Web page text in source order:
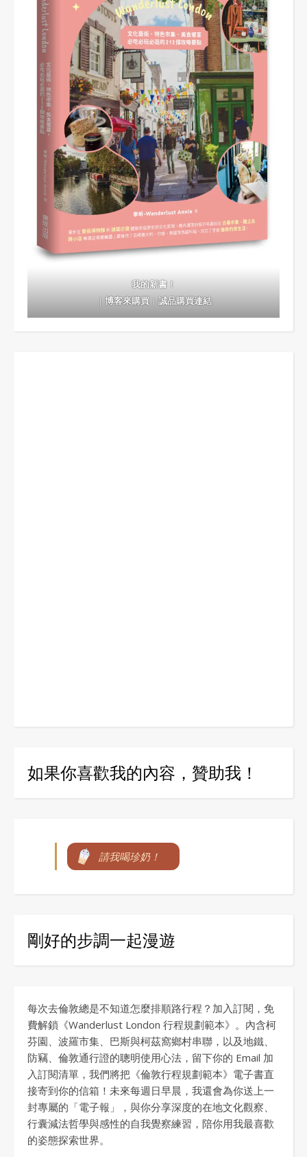
我的新書！
｜博客來購買｜誠品購買連結
如果你喜歡我的內容，贊助我！
請我喝珍奶！
剛好的步調一起漫遊
每次去倫敦總是不知道怎麼排順路行程？加入訂閱，免
費解鎖《Wanderlust London 行程規劃範本》。內含柯
芬園、波羅市集、巴斯與柯茲窩鄉村串聯，以及地鐵、
防竊、倫敦通行證的聰明使用心法，留下你的 Email 加
入訂閱清單，我們將把《倫敦行程規劃範本》電子書直
接寄到你的信箱！未來每週日早晨，我還會為你送上一
封專屬的「電子報」，與你分享深度的在地文化觀察、
行囊減法哲學與感性的自我覺察練習，陪你用我最喜歡
的姿態探索世界。